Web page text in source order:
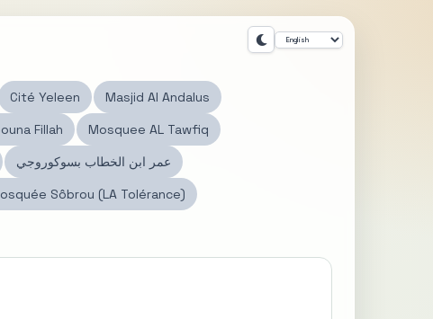
Cité Yeleen
Masjid Al Andalus
Fillah
Mosquee AL Tawfiq
عمر ابن الخطاب بسوكوروجي
Sôbrou (LA Tolérance)